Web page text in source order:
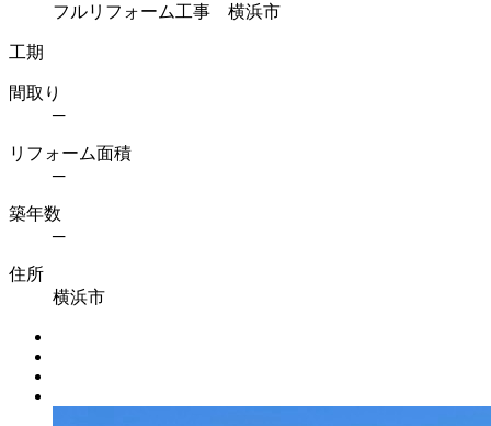
フルリフォーム工事 横浜市
工期
間取り
─
リフォーム面積
─
築年数
─
住所
横浜市